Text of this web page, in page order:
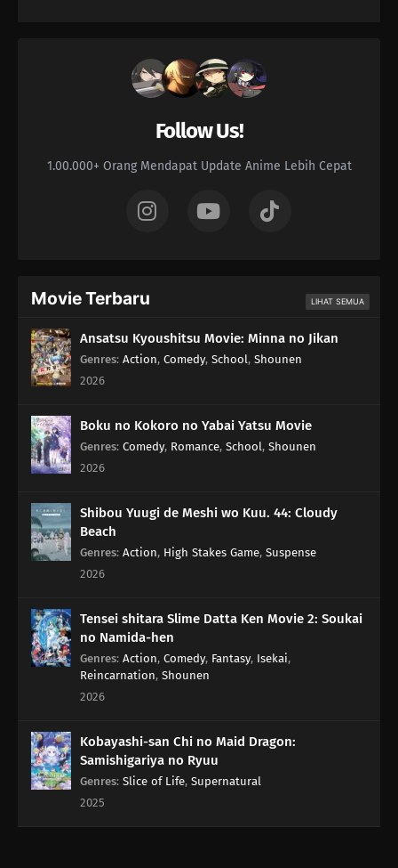
Follow Us!
1.00.000+ Orang Mendapat Update Anime Lebih Cepat
Movie Terbaru LIHAT SEMUA
Ansatsu Kyoushitsu Movie: Minna no Jikan
Genres: Action, Comedy, School, Shounen
2026
Boku no Kokoro no Yabai Yatsu Movie
Genres: Comedy, Romance, School, Shounen
2026
Shibou Yuugi de Meshi wo Kuu. 44: Cloudy
Beach
Genres: Action, High Stakes Game, Suspense
2026
Tensei shitara Slime Datta Ken Movie 2: Soukai
no Namida-hen
Genres: Action, Comedy, Fantasy, Isekai,
Reincarnation, Shounen
2026
Kobayashi-san Chi no Maid Dragon:
Samishigariya no Ryuu
Genres: Slice of Life, Supernatural
2025